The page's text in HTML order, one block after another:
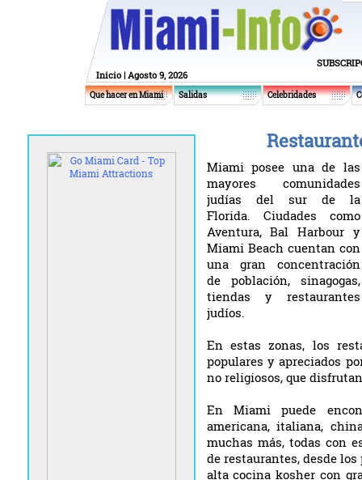
Inicio | Agosto 9, 2026
Que hacer en Miami Salidas Celebridades
Miami posee una de las
mayores comunidades
judías del sur de la
Florida. Ciudades como
Aventura, Bal Harbour y
Miami Beach cuentan con
una gran concentración
de población, sinagogas,
tiendas y restaurantes
judíos.
En estas zonas, los
populares y apreciados
no religiosos, que
En Miami puede
americana, italiana,
muchas más, todas con
de restaurantes, desde
alta cocina kosher con